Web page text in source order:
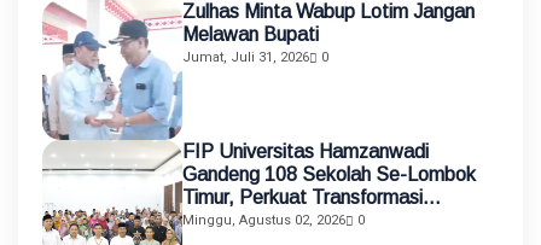
Zulhas Minta Wabup Lotim Jangan
Melawan Bupati
Jumat, Juli 31, 2026 0
FIP Universitas Hamzanwadi
Gandeng 108 Sekolah Se-Lombok
Timur, Perkuat Transformasi
Pendidikan melalui Asistensi
Minggu, Agustus 02, 2026 0